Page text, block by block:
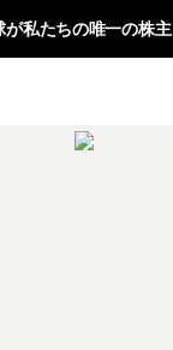
が私たちの唯一の株主